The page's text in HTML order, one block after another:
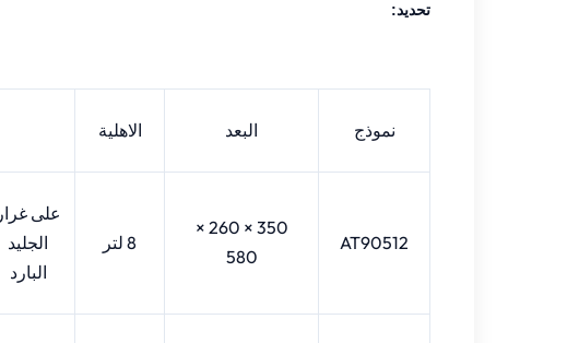
تحديد:
نموذج البعد الاهلية
AT90512
350 × 260 ×
580
8 لتر
على غرار
الجليد
البارد